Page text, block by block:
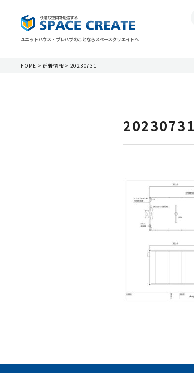
ユニットハウス・プレハブのことならスペースクリエイトへ
HOME >新着情報 > 20230731
20230731